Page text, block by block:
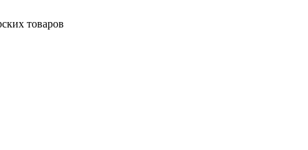
товаров